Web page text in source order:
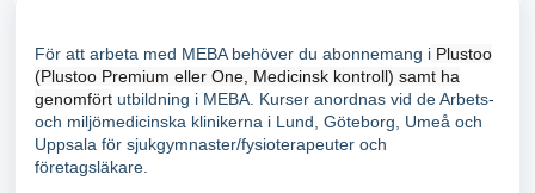
För att arbeta med MEBA behöver du abonnemang i Plustoo
(Plustoo Premium eller One, Medicinsk kontroll) samt ha
genomfört utbildning i MEBA. Kurser anordnas vid de Arbets-
och miljömedicinska klinikerna i Lund, Göteborg, Umeå och
Uppsala för sjukgymnaster/fysioterapeuter och
företagsläkare.